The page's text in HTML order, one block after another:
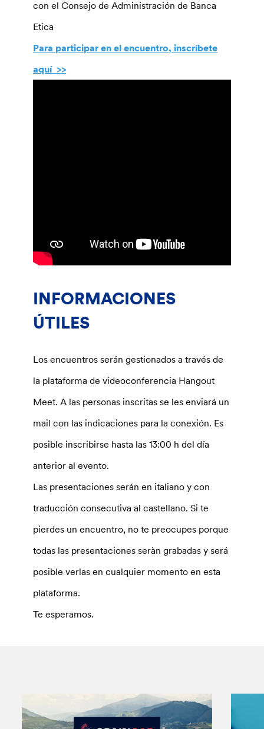
con el Consejo de Administración de Banca
Etica
Para participar en el encuentro, inscríbete
aquí >>
INFORMACIONES
ÚTILES
Los encuentros serán gestionados a través de
la plataforma de videoconferencia Hangout
Meet. A las personas inscritas se les enviará un
mail con las indicaciones para la conexión. Es
posible inscribirse hasta las 13:00 h del día
anterior al evento.
Las presentaciones serán en italiano y con
traducción consecutiva al castellano. Si te
pierdes un encuentro, no te preocupes porque
todas las presentaciones seràn grabadas y será
posible verlas en cualquier momento en esta
plataforma.
Te esperamos.